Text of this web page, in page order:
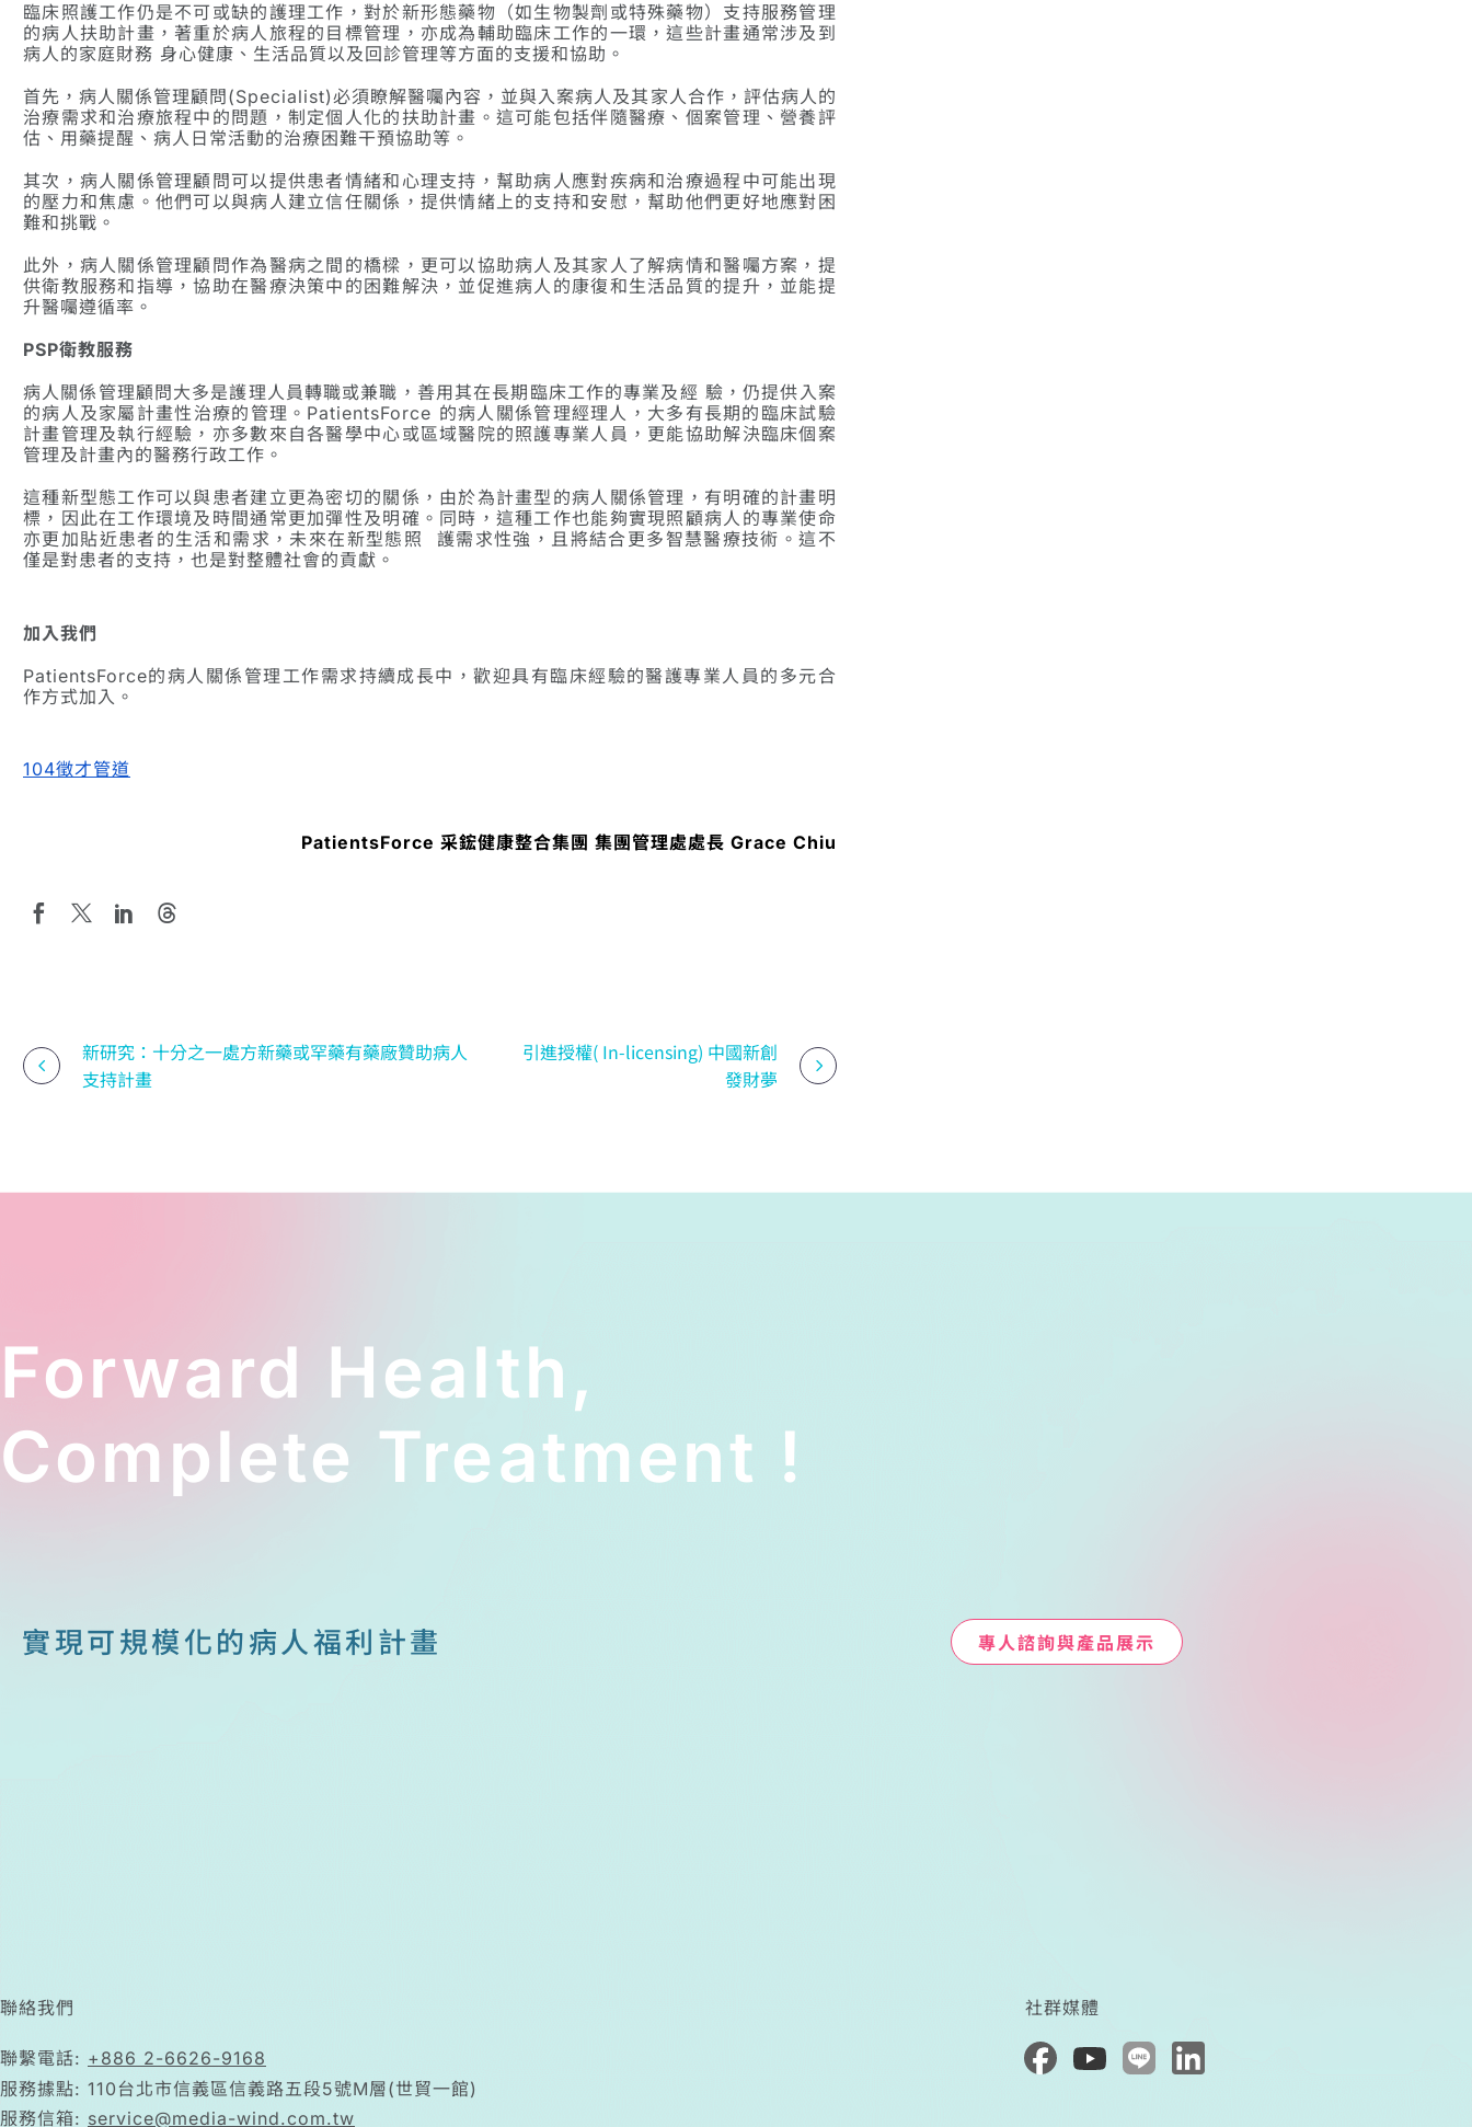
臨床照護工作仍是不可或缺的護理工作，對於新形態藥物（如生物製劑或特殊藥物）支持服務管理
的病人扶助計畫，著重於病人旅程的目標管理，亦成為輔助臨床工作的一環，這些計畫通常涉及到
病人的家庭財務 身心健康、生活品質以及回診管理等方面的支援和協助。
首先，病人關係管理顧問(Specialist)必須瞭解醫囑內容，並與入案病人及其家人合作，評估病人的
治療需求和治療旅程中的問題，制定個人化的扶助計畫。這可能包括伴隨醫療、個案管理、營養評
估、用藥提醒、病人日常活動的治療困難干預協助等。
其次，病人關係管理顧問可以提供患者情緒和心理支持，幫助病人應對疾病和治療過程中可能出現
的壓力和焦慮。他們可以與病人建立信任關係，提供情緒上的支持和安慰，幫助他們更好地應對困
難和挑戰。
此外，病人關係管理顧問作為醫病之間的橋樑，更可以協助病人及其家人了解病情和醫囑方案，提
供衛教服務和指導，協助在醫療決策中的困難解決，並促進病人的康復和生活品質的提升，並能提
升醫囑遵循率。
PSP衛教服務
病人關係管理顧問大多是護理人員轉職或兼職，善用其在長期臨床工作的專業及經 驗，仍提供入案
的病人及家屬計畫性治療的管理。PatientsForce 的病人關係管理經理人，大多有長期的臨床試驗
計畫管理及執行經驗，亦多數來自各醫學中心或區域醫院的照護專業人員，更能協助解決臨床個案
管理及計畫內的醫務行政工作。
這種新型態工作可以與患者建立更為密切的關係，由於為計畫型的病人關係管理，有明確的計畫明
標，因此在工作環境及時間通常更加彈性及明確。同時，這種工作也能夠實現照顧病人的專業使命
亦更加貼近患者的生活和需求，未來在新型態照 護需求性強，且將結合更多智慧醫療技術。這不
僅是對患者的支持，也是對整體社會的貢獻。
加入我們
PatientsForce的病人關係管理工作需求持續成長中，歡迎具有臨床經驗的醫護專業人員的多元合
作方式加入。
104徵才管道
PatientsForce 采鋐健康整合集團 集團管理處處長 Grace Chiu
新研究：十分之一處方新藥或罕藥有藥廠贊助病人
支持計畫
引進授權( In-licensing) 中國新創
發財夢
Forward Health,
Complete Treatment !
實現可規模化的病人福利計畫 專人諮詢與產品展示
聯絡我們
聯繫電話: +886 2-6626-9168
服務據點: 110台北市信義區信義路五段5號M層(世貿一館)
服務信箱: service@media-wind.com.tw
社群媒體